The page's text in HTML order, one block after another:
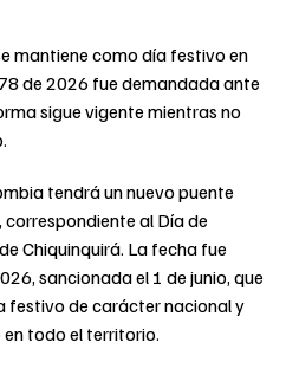
mantiene como día festivo en
de 2026 fue demandada ante
sigue vigente mientras no
tendrá un nuevo puente
correspondiente al Día de
Chiquinquirá. La fecha fue
sancionada el 1 de junio, que
festivo de carácter nacional y
todo el territorio.